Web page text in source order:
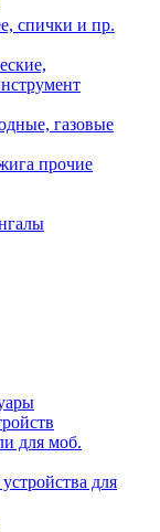
спички и пр.
газовые
прочие
для моб.
для